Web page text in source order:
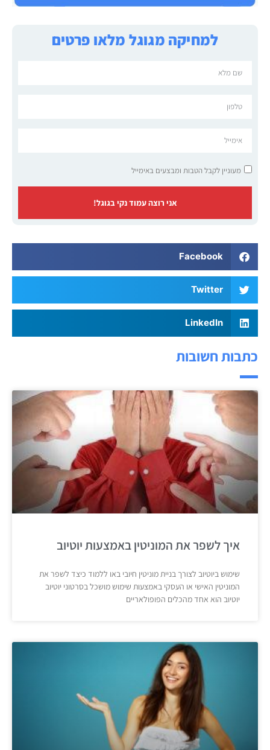
למחיקה מגוגל מלאו פרטים
מעוניין לקבל הטבות ומבצעים באימייל
אני רוצה עמוד נקי בגוגל!
Facebook
Twitter
LinkedIn
כתבות חשובות
איך לשפר את המוניטין באמצעות יוטיוב
שימוש ביוטיוב לצורך בניית מוניטין חיובי באו ללמוד כיצד לשפר את
המוניטין האישי או העסקי באמצעות שימוש מושכל בסרטוני יוטיוב
יוטיוב הוא אחד מהכלים הפופולאריים